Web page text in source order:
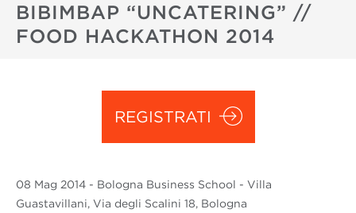
BIBIMBAP “UNCATERING” //
FOOD HACKATHON 2014
REGISTRATI
08 Mag 2014 - Bologna Business School - Villa
Guastavillani, Via degli Scalini 18, Bologna